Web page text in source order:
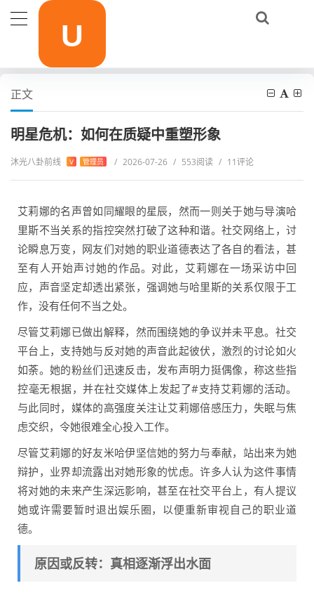
当前位置： 活动报道
正文
明星危机：如何在质疑中重塑形象
沐光八卦前线 V 管理员 / 2026-07-26 / 553阅读 / 11评论
艾莉娜的名声曾如同耀眼的星辰，然而一则关于她与导演哈
里斯不当关系的指控突然打破了这种和谐。社交网络上，讨
论瞬息万变，网友们对她的职业道德表达了各自的看法，甚
至有人开始声讨她的作品。对此，艾莉娜在一场采访中回
应，声音坚定却透出紧张，强调她与哈里斯的关系仅限于工
作，没有任何不当之处。
尽管艾莉娜已做出解释，然而围绕她的争议并未平息。社交
平台上，支持她与反对她的声音此起彼伏，激烈的讨论如火
如荼。她的粉丝们迅速反击，发布声明力挺偶像，称这些指
控毫无根据，并在社交媒体上发起了#支持艾莉娜的活动。
与此同时，媒体的高强度关注让艾莉娜倍感压力，失眠与焦
虑交织，令她很难全心投入工作。
尽管艾莉娜的好友米哈伊坚信她的努力与奉献，站出来为她
辩护，业界却流露出对她形象的忧虑。许多人认为这件事情
将对她的未来产生深远影响，甚至在社交平台上，有人提议
她或许需要暂时退出娱乐圈，以便重新审视自己的职业道
德。
原因或反转：真相逐渐浮出水面